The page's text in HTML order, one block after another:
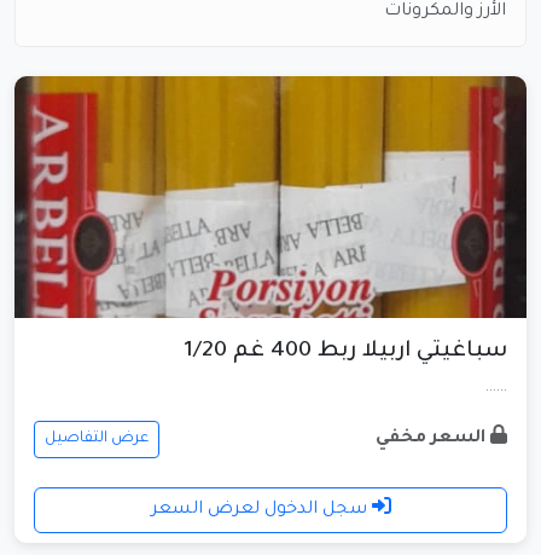
الأرز والمكرونات
سباغيتي اربيلا ربط 400 غم 1/20
......
السعر مخفي عرض التفاصيل
سجل الدخول لعرض السعر